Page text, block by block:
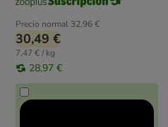
Precio normal 32,96 €
30,49 €
7,47 € / kg
28,97 €